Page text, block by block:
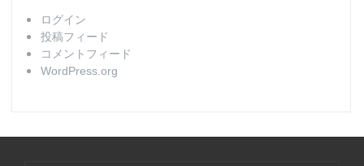
ログイン
投稿フィード
コメントフィード
WordPress.org